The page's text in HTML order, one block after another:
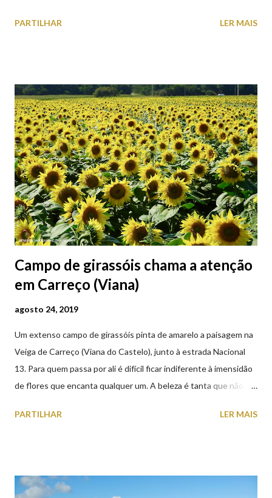
peças históricas cedidas pela IP Património que homenageiam a
PARTILHAR LER MAIS
Campo de girassóis chama a atenção
em Carreço (Viana)
agosto 24, 2019
Um extenso campo de girassóis pinta de amarelo a paisagem na
Veiga de Carreço (Viana do Castelo), junto à estrada Nacional
13. Para quem passa por ali é difícil ficar indiferente à imensidão
de flores que encanta qualquer um. A beleza é tanta que não
aproveite a paisagem como cenário para tirar algumas
PARTILHAR LER MAIS